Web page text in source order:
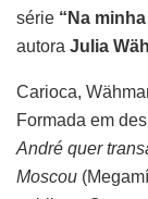
série “Na
autora Julia
Carioca,
Formada em
André quer
Moscou